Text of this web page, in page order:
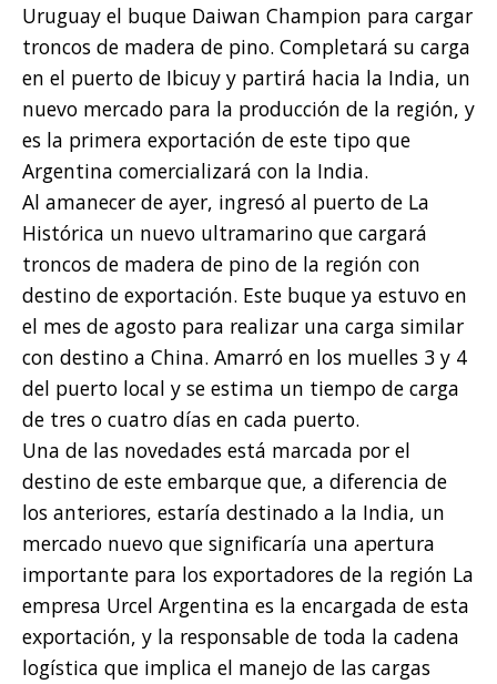
Uruguay el buque Daiwan Champion para cargar
troncos de madera de pino. Completará su carga
en el puerto de Ibicuy y partirá hacia la India, un
nuevo mercado para la producción de la región, y
es la primera exportación de este tipo que
Argentina comercializará con la India.
Al amanecer de ayer, ingresó al puerto de La
Histórica un nuevo ultramarino que cargará
troncos de madera de pino de la región con
destino de exportación. Este buque ya estuvo en
el mes de agosto para realizar una carga similar
con destino a China. Amarró en los muelles 3 y 4
del puerto local y se estima un tiempo de carga
de tres o cuatro días en cada puerto.
Una de las novedades está marcada por el
destino de este embarque que, a diferencia de
los anteriores, estaría destinado a la India, un
mercado nuevo que significaría una apertura
importante para los exportadores de la región La
empresa Urcel Argentina es la encargada de esta
exportación, y la responsable de toda la cadena
logística que implica el manejo de las cargas